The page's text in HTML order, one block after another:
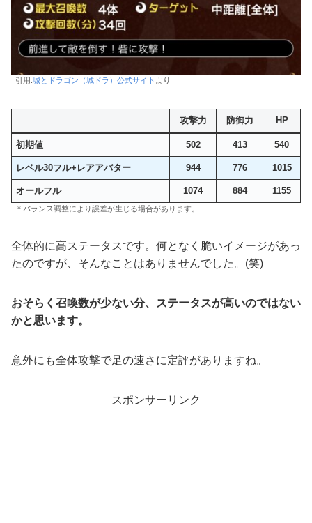
引用:城とドラゴン（城ドラ）公式サイト より
攻撃力 防御力 HP
初期値 502 413 540
レベル30フル+レアアバター 944 776 1015
オールフル 1074 884 1155
＊バランス調整により誤差が生じる場合があります。
全体的に高ステータスです。何となく脆いイメージがあっ
たのですが、そんなことはありませんでした。(笑)
おそらく召喚数が少ない分、ステータスが高いのではない
かと思います。
意外にも全体攻撃で足の速さに定評がありますね。
スポンサーリンク